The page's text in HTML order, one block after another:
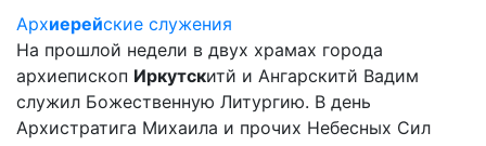
Архиерейские служения
На прошлой недели в двух храмах города
архиепископ Иркутскитй и Ангарскитй Вадим
служил Божественную Литургию. В день
Архистратига Михаила и прочих Небесных Сил